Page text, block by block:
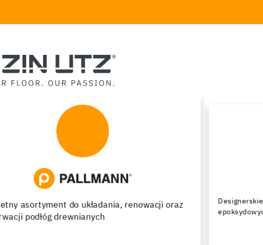
do układania, renowacji oraz
drewnianych
Designerskie
epoksydowych